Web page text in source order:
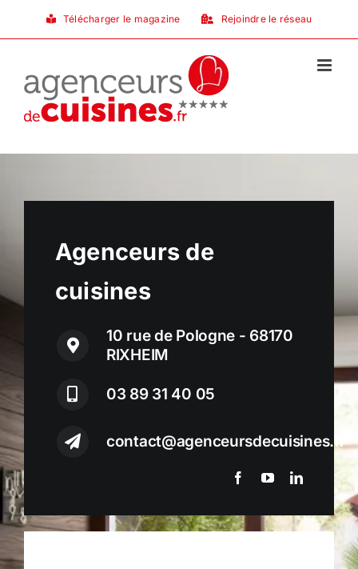
Télécharger le magazine Rejoindre le réseau
Agenceurs de
cuisines
10 rue de Pologne - 68170
RIXHEIM
03 89 31 40 05
contact@agenceursdecuisines.fr